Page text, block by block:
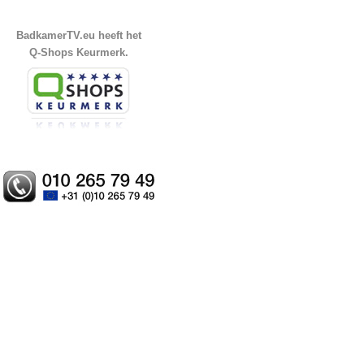
BadkamerTV.eu heeft het
Q-Shops Keurmerk.